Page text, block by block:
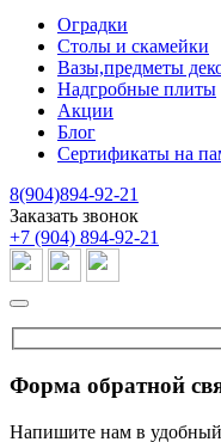
Оградки
Столы и скамейки
Вазы,предметы
Надгробные плиты
Акции
Блог
Сертификаты на
8(904)894-92-21
Заказать звонок
+7 (904) 894-92-21
Форма обратной
Напишите нам в удобный